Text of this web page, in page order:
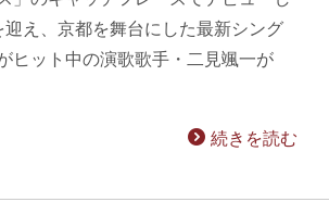
迎え、京都を舞台にした最新シング
ヒット中の演歌歌手・二見颯一が
続きを読む